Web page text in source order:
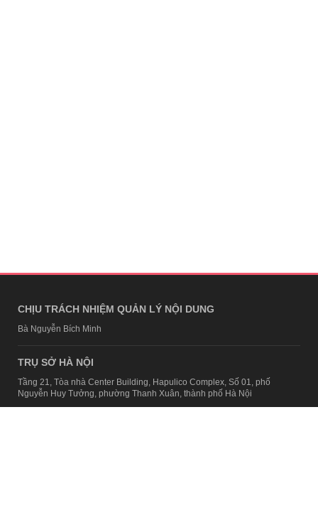
CHỊU TRÁCH NHIỆM QUẢN LÝ NỘI DUNG
Bà Nguyễn Bích Minh
TRỤ SỞ HÀ NỘI
Tầng 21, Tòa nhà Center Building, Hapulico Complex, Số 01, phố
Nguyễn Huy Tưởng, phường Thanh Xuân, thành phố Hà Nội